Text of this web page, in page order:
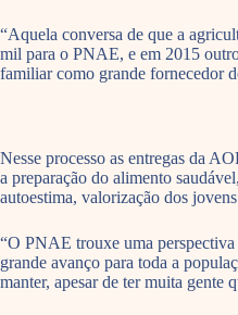
“Aquela conversa de que a
mil para o PNAE, e em 2015
familiar como grande fornecedor
Nesse processo as entregas da
a preparação do alimento
autoestima, valorização dos
“O PNAE trouxe uma perspectiva
grande avanço para toda a
manter, apesar de ter muita gente